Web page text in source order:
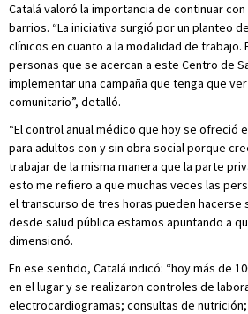
Catalá valoró la importancia de continuar
barrios. “La iniciativa surgió por un planteo
clínicos en cuanto a la modalidad de trabajo.
personas que se acercan a este Centro de
implementar una campaña que tenga que
comunitario”, detalló.
“El control anual médico que hoy se ofreció
para adultos con y sin obra social porque
trabajar de la misma manera que la parte
esto me refiero a que muchas veces las
el transcurso de tres horas pueden hacerse
desde salud pública estamos apuntando a
dimensionó.
En ese sentido, Catalá indicó: “hoy más de
en el lugar y se realizaron controles de
electrocardiogramas; consultas de